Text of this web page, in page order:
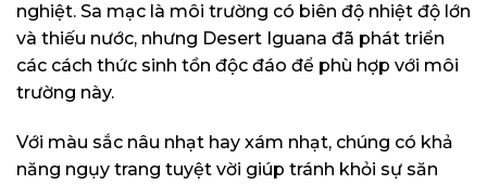
nghiệt. Sa mạc là môi trường có biên độ nhiệt độ lớn
và thiếu nước, nhưng Desert Iguana đã phát triển
các cách thức sinh tồn độc đáo để phù hợp với môi
trường này.
Với màu sắc nâu nhạt hay xám nhạt, chúng có khả
năng ngụy trang tuyệt vời giúp tránh khỏi sự săn